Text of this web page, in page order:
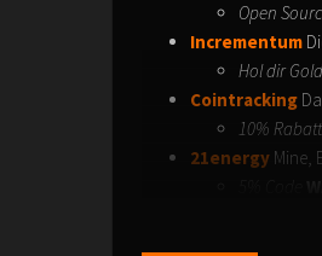
Open
Incrementum
Hol dir
Cointracking
10%
21energy Mine,